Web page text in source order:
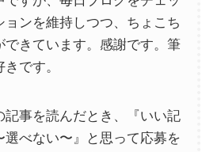
ョンを維持しつつ、ちょこち
できています。感謝です。筆
です。
記事を読んだとき、『いい記
選べない〜』と思って応募を